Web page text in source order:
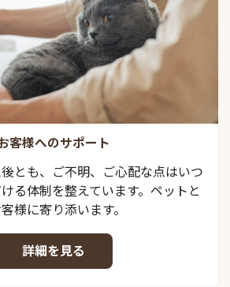
客様へのサポート
とも、ご不明、ご心配な点はいつ
る体制を整えています。ペットと
様に寄り添います。
詳細を見る